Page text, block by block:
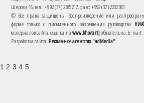
Шерози 16. тел.: +992 (37) 2385217, факс: +992 (37) 2232383
© Все права защищены. Воспроизведение или
форме только с письменного разрешения руководства
материалов сайта, ссылка наwww.khovar.tjобязательна. E-mail:
Разработка сайта: Рекламное агентство "adMedia"
1 2 3 4 5